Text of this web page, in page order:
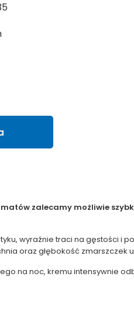
zalecamy możliwie
wyraźnie traci na gęstości i
oraz głębokość zmarszczek
na noc, kremu intensywnie